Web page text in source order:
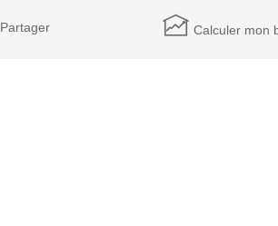
Partager Calculer mon